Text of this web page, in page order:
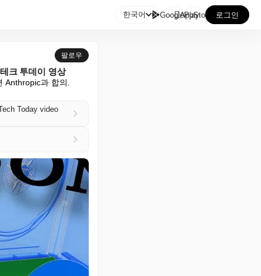
한국어 GooglePlay
AppStore 로그인
팔로우
크 투데이 영상
과 합의.
Today video